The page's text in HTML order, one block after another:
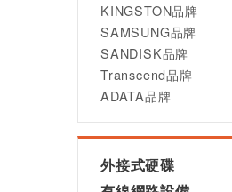
KINGSTON品牌
SAMSUNG品牌
SANDISK品牌
Transcend品牌
ADATA品牌
外接式硬碟